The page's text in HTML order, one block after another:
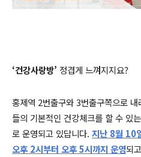
‘건강사랑방’ 정겹게 느껴지지요?
홍제역 2번출구와 3번출구쪽으로
들의 기본적인 건강체크를 할 수 있
로 운영되고 있답니다. 지난 8월 10
오후 2시부터 오후 5시까지 운영되